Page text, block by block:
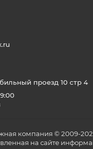
проезд 10 стр 4
компания © 2009-
на сайте